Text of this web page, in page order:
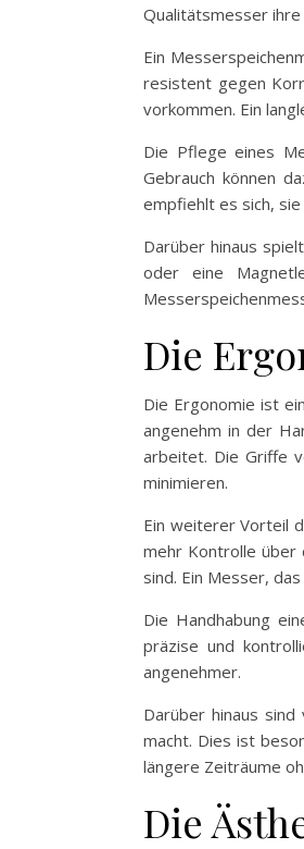
Qualitätsmesser
Ein
resistent gegen
vorkommen. Ein
Die Pflege eines
Gebrauch können
empfiehlt es sich,
Darüber hinaus
oder eine
Die
Die Ergonomie ist
angenehm in der
arbeitet. Die Griffe
minimieren.
Ein weiterer Vorteil
mehr Kontrolle über
sind. Ein Messer,
Die Handhabung
präzise und
angenehmer.
Darüber hinaus
macht. Dies ist
längere Zeiträume
Die